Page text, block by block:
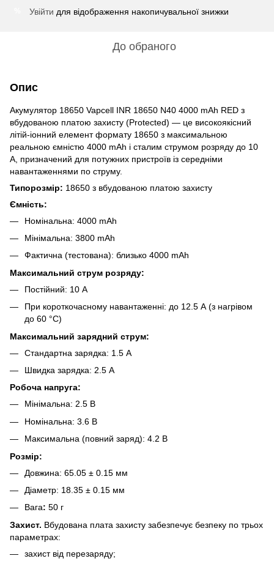
Увійти для відображення накопичувальної знижки
До обраного
Опис
Акумулятор 18650 Vapcell INR 18650 N40 4000 mAh RED з
вбудованою платою захисту (Protected) — це високоякісний
літій-іонний елемент формату 18650 з максимальною
реальною ємністю 4000 mAh і сталим струмом розряду до 10
А, призначений для потужних пристроїв із середніми
навантаженнями по струму.
Типорозмір: 18650 з вбудованою платою захисту
Ємність:
Номінальна: 4000 mAh
Мінімальна: 3800 mAh
Фактична (тестована): близько 4000 mAh
Максимальний струм розряду:
Постійний: 10 А
При короткочасному навантаженні: до 12.5 А (з нагрівом
до 60 °C)
Максимальний зарядний струм:
Стандартна зарядка: 1.5 А
Швидка зарядка: 2.5 А
Робоча напруга:
Мінімальна: 2.5 В
Номінальна: 3.6 В
Максимальна (повний заряд): 4.2 В
Розмір:
Довжина: 65.05 ± 0.15 мм
Діаметр: 18.35 ± 0.15 мм
Вага: 50 г
Захист. Вбудована плата захисту забезпечує безпеку по трьох
параметрах:
захист від перезаряду;